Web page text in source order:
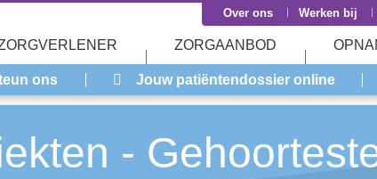
Over ons Werken bij
ZORGAANBOD
ons Jouw patiëntendossier online
-